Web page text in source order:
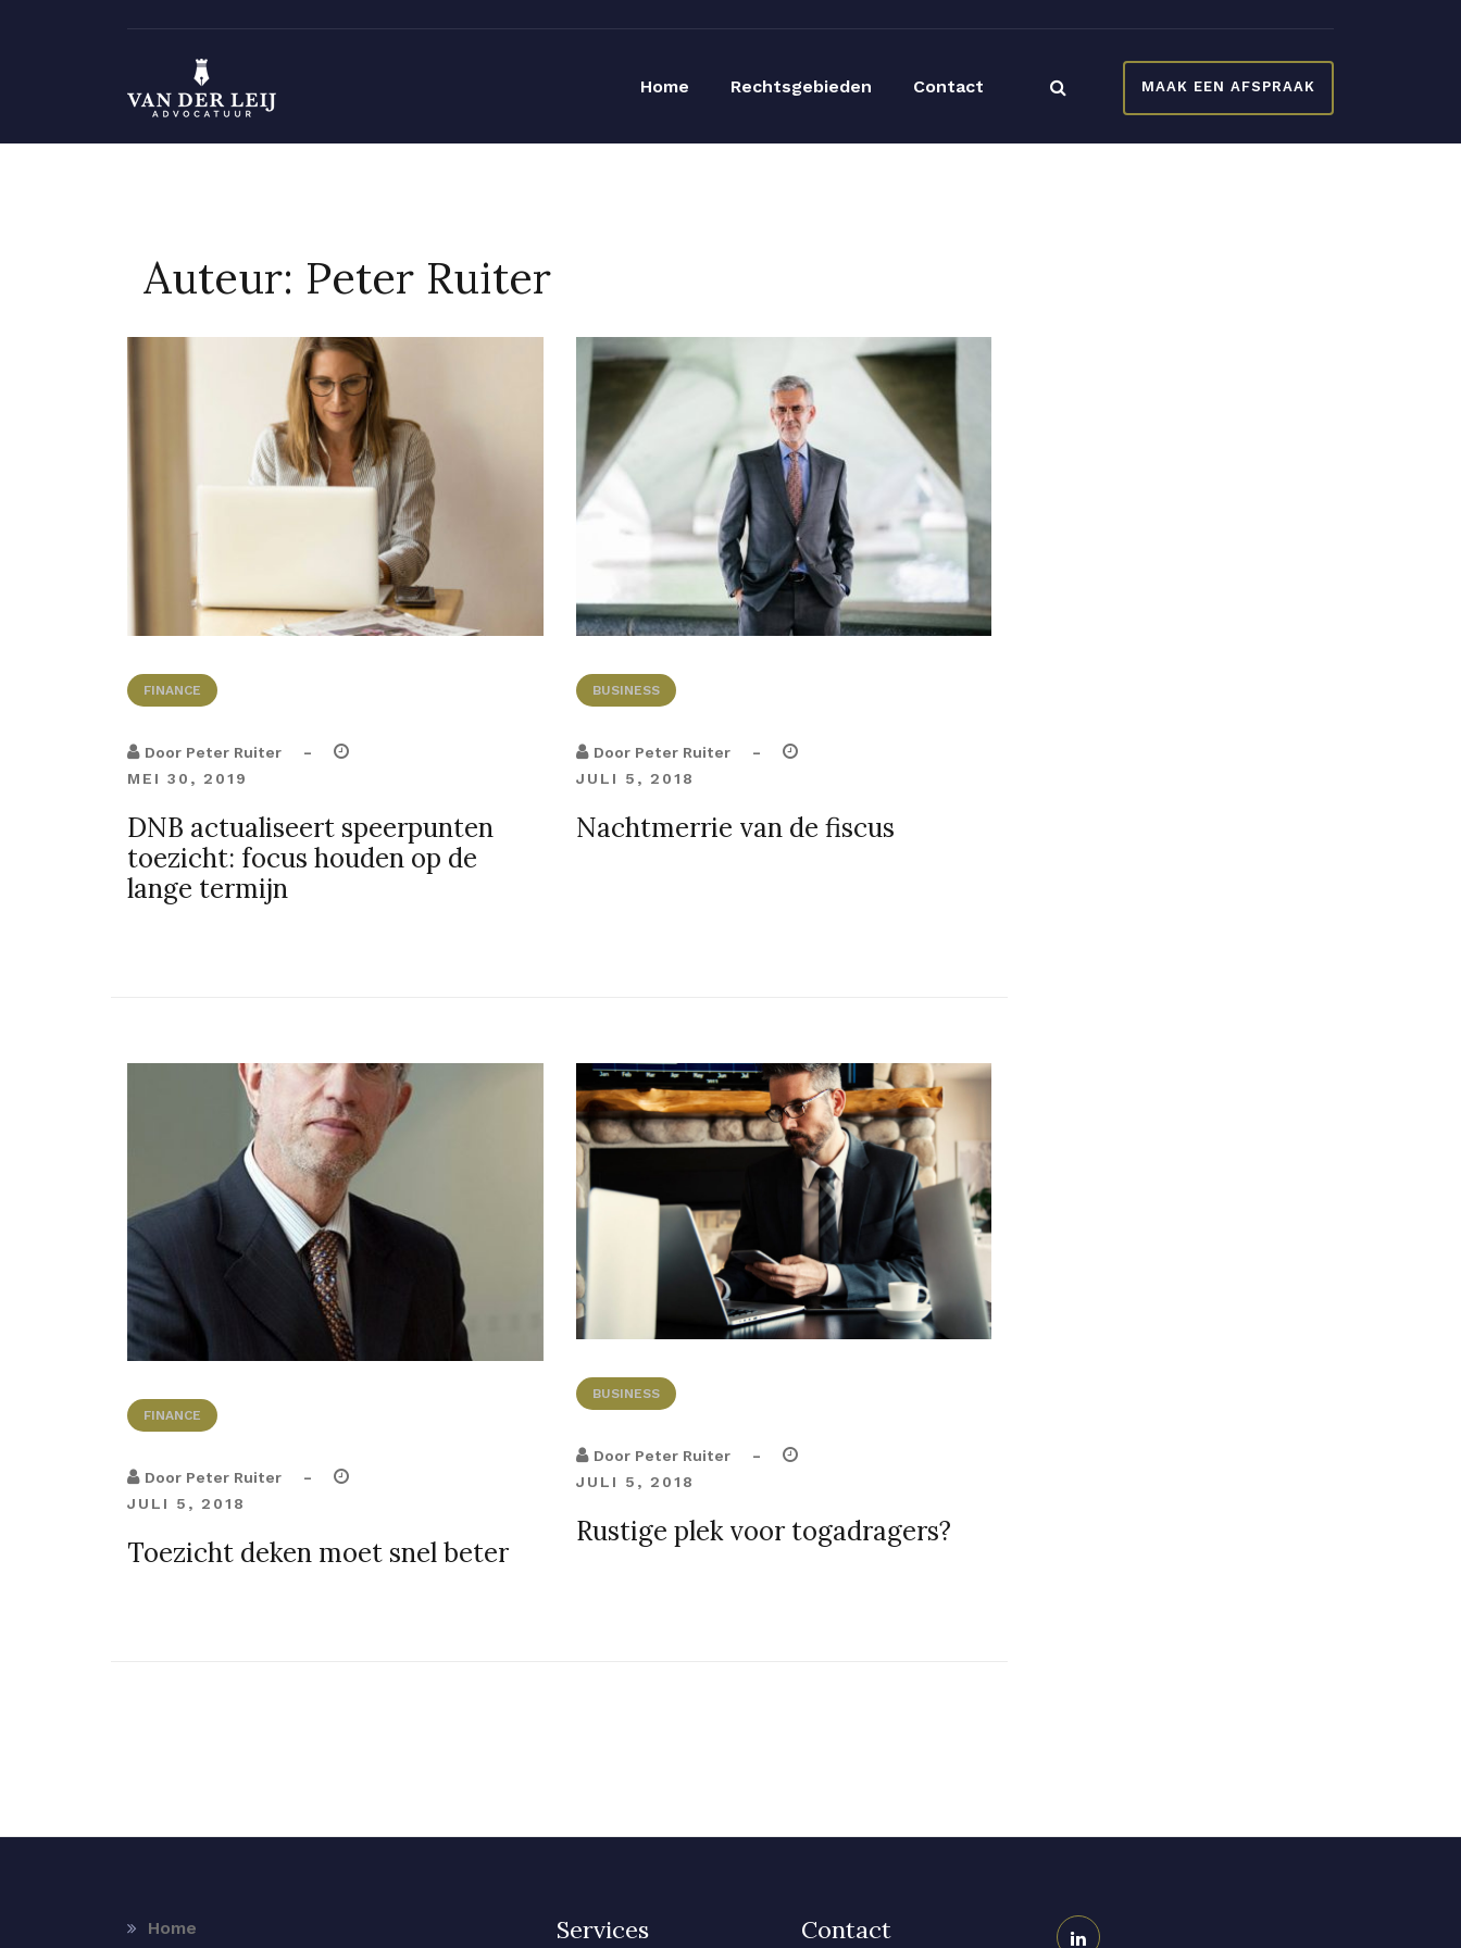
Home Rechtsgebieden Contact MAAK EEN AFSPRAAK
Auteur: Peter Ruiter
FINANCE
Door Peter Ruiter -
MEI 30, 2019
DNB actualiseert speerpunten
toezicht: focus houden op de
lange termijn
BUSINESS
Door Peter Ruiter -
JULI 5, 2018
Nachtmerrie van de fiscus
FINANCE
Door Peter Ruiter -
JULI 5, 2018
Toezicht deken moet snel beter
BUSINESS
Door Peter Ruiter -
JULI 5, 2018
Rustige plek voor togadragers?
Home Services Contact